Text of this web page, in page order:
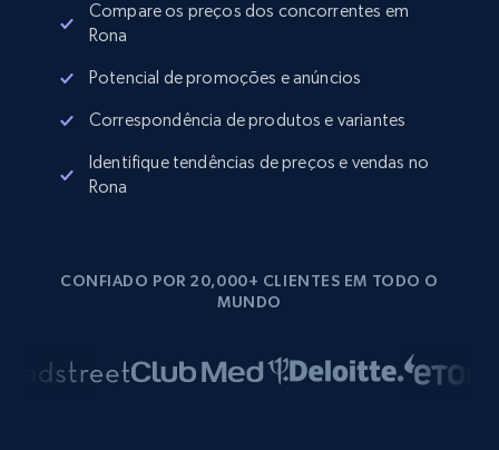
Compare os preços dos concorrentes em
Rona
Potencial de promoções e anúncios
Correspondência de produtos e variantes
Identifique tendências de preços e vendas no
Rona
CONFIADO POR 20,000+ CLIENTES EM TODO O
MUNDO